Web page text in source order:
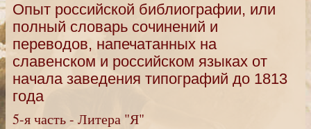
Опыт российской библиографии, или
полный словарь сочинений и
переводов, напечатанных на
славенском и российском языках от
начала заведения типографий до 1813
года
5-я часть - Литера "Я"